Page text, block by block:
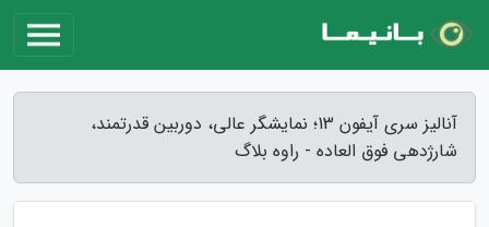
آنالیز سری آیفون 13؛ نمایشگر عالی، دوربین قدرتمند،
شارژدهی فوق العاده - راوه بلاگ